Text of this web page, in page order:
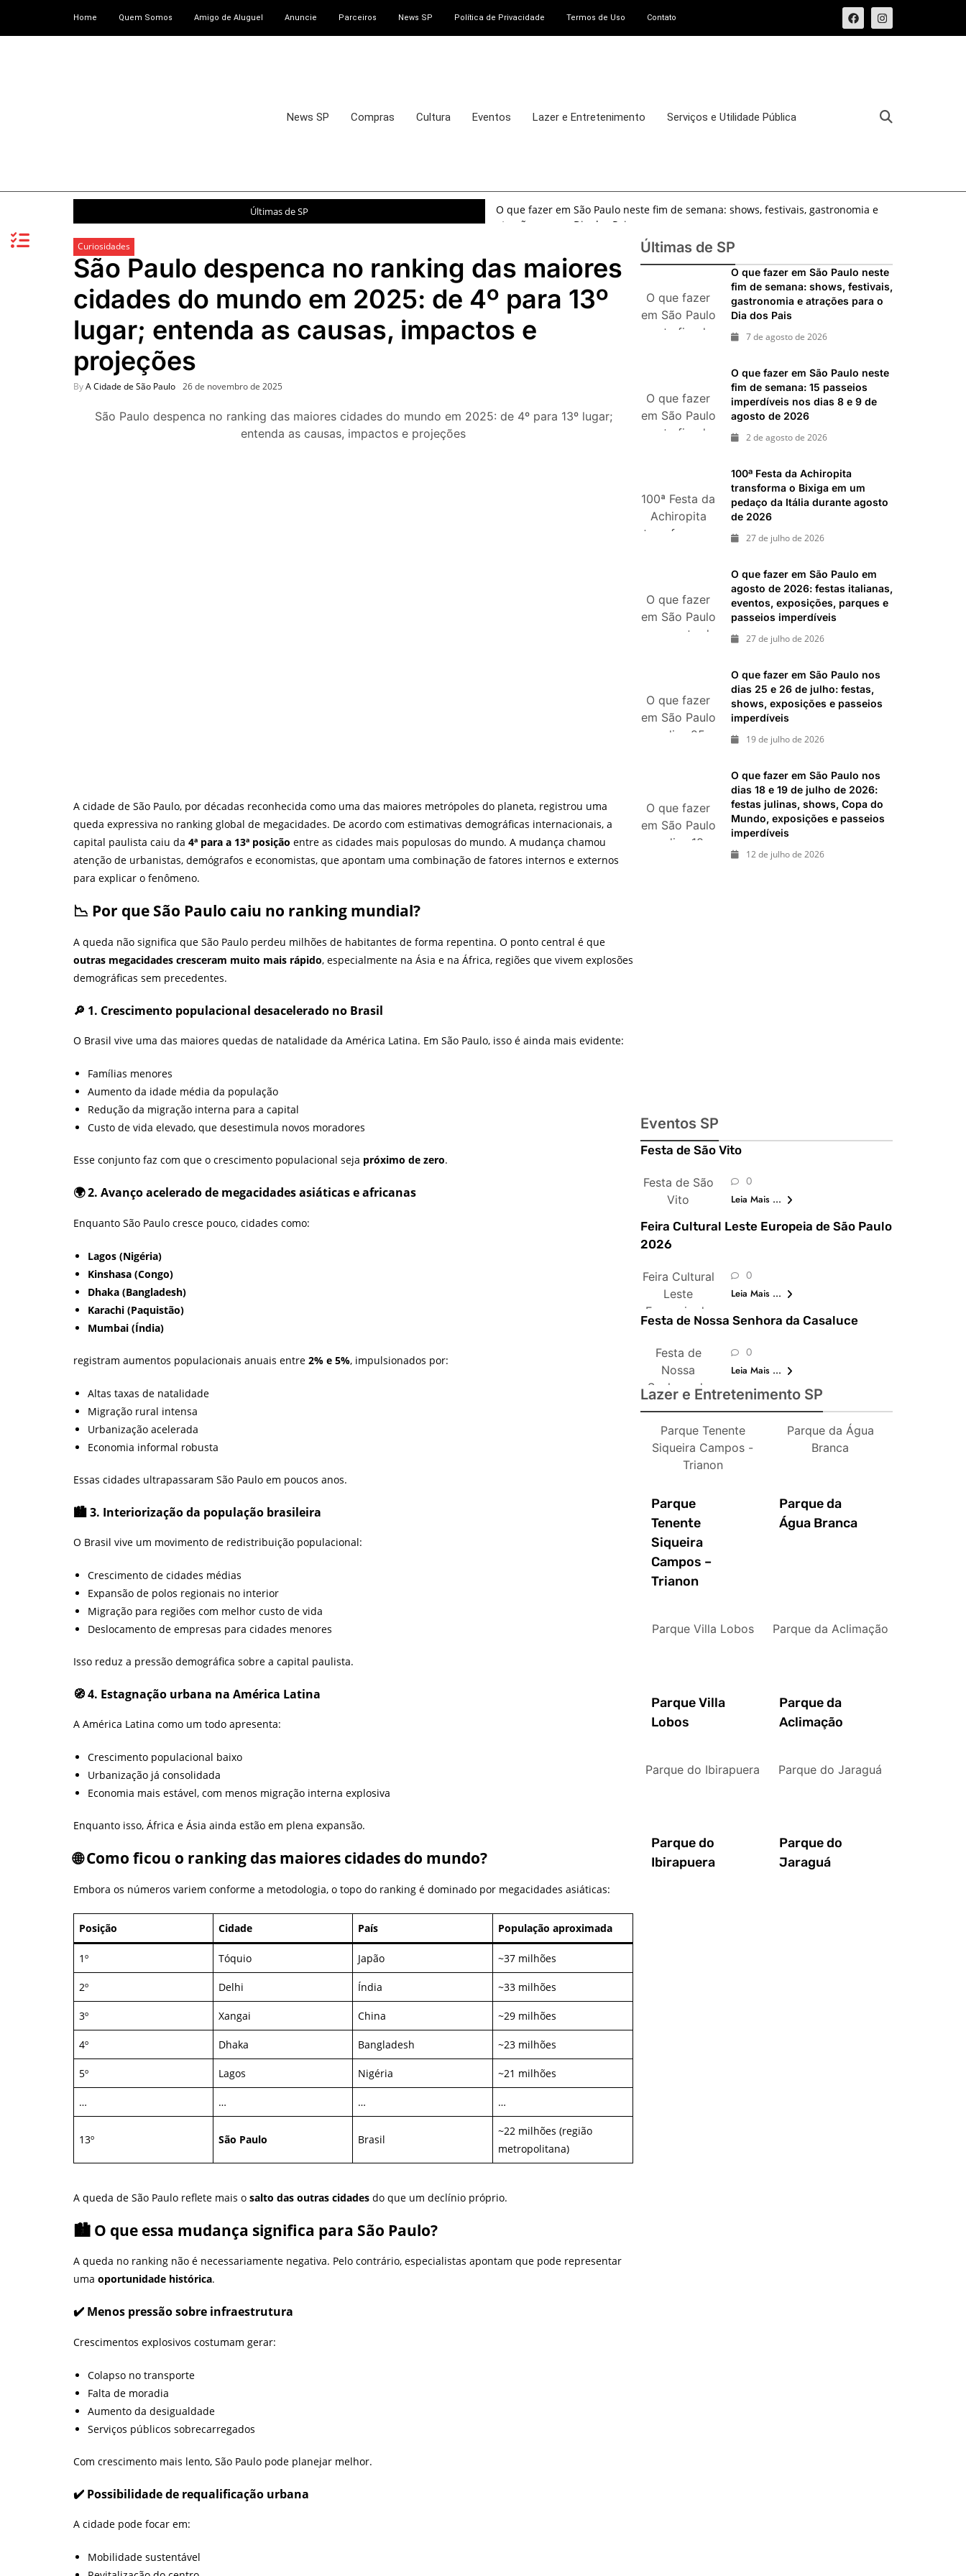
Home Quem Somos Amigo de Aluguel Anuncie Parceiros News SP Política de Privacidade Termos de Uso Contato
News SP Compras Cultura Eventos Lazer e Entretenimento Serviços e Utilidade Pública
Últimas de SP
O que fazer em São Paulo neste fim de semana: shows, festivais, gastronomia e
atrações para o Dia dos Pais
O que fazer em São Paulo neste fim de semana: 15 passeios imperdíveis nos dias
8 e 9 de agosto de 2026
100ª Festa da Achiropita transforma o Bixiga em um pedaço da Itália durante
agosto de 2026
O que fazer em São Paulo em agosto de 2026: festas italianas, eventos,
exposições, parques e passeios imperdíveis
O que fazer em São Paulo nos dias 25 e 26 de julho: festas, shows, exposições e
O que fazer em São Paulo nos dias 18 e 19 de julho de 2026: festas julinas, shows,
Copa do Mundo, exposições e passeios imperdíveis
Curiosidades
São Paulo despenca no ranking das maiores
cidades do mundo em 2025: de 4º para 13º
lugar; entenda as causas, impactos e
projeções
ByA Cidade de São Paulo 26 de novembro de 2025
São Paulo despenca no ranking das maiores cidades do mundo em 2025: de 4º para 13º lugar;
entenda as causas, impactos e projeções
A cidade de São Paulo, por décadas reconhecida como uma das maiores metrópoles do planeta, registrou uma
queda expressiva no ranking global de megacidades. De acordo com estimativas demográficas internacionais, a
capital paulista caiu da 4ª para a 13ª posição entre as cidades mais populosas do mundo. A mudança chamou
atenção de urbanistas, demógrafos e economistas, que apontam uma combinação de fatores internos e externos
para explicar o fenômeno.
📉 Por que São Paulo caiu no ranking mundial?
A queda não significa que São Paulo perdeu milhões de habitantes de forma repentina. O ponto central é que
outras megacidades cresceram muito mais rápido, especialmente na Ásia e na África, regiões que vivem explosões
demográficas sem precedentes.
🔎 1. Crescimento populacional desacelerado no Brasil
O Brasil vive uma das maiores quedas de natalidade da América Latina. Em São Paulo, isso é ainda mais evidente:
Famílias menores
Aumento da idade média da população
Redução da migração interna para a capital
Custo de vida elevado, que desestimula novos moradores
Esse conjunto faz com que o crescimento populacional seja próximo de zero.
🌍 2. Avanço acelerado de megacidades asiáticas e africanas
Enquanto São Paulo cresce pouco, cidades como:
Lagos (Nigéria)
Kinshasa (Congo)
Dhaka (Bangladesh)
Karachi (Paquistão)
Mumbai (Índia)
registram aumentos populacionais anuais entre 2% e 5%, impulsionados por:
Altas taxas de natalidade
Migração rural intensa
Urbanização acelerada
Economia informal robusta
Essas cidades ultrapassaram São Paulo em poucos anos.
🏙️ 3. Interiorização da população brasileira
O Brasil vive um movimento de redistribuição populacional:
Crescimento de cidades médias
Expansão de polos regionais no interior
Migração para regiões com melhor custo de vida
Deslocamento de empresas para cidades menores
Isso reduz a pressão demográfica sobre a capital paulista.
🧭 4. Estagnação urbana na América Latina
A América Latina como um todo apresenta:
Crescimento populacional baixo
Urbanização já consolidada
Economia mais estável, com menos migração interna explosiva
Enquanto isso, África e Ásia ainda estão em plena expansão.
🌐 Como ficou o ranking das maiores cidades do mundo?
Embora os números variem conforme a metodologia, o topo do ranking é dominado por megacidades asiáticas:
Posição Cidade País População aproximada
1º Tóquio Japão ~37 milhões
2º Delhi Índia ~33 milhões
3º Xangai China ~29 milhões
4º Dhaka Bangladesh ~23 milhões
5º Lagos Nigéria ~21 milhões
… … … …
13º São Paulo Brasil
~22 milhões (região
metropolitana)
A queda de São Paulo reflete mais o salto das outras cidades do que um declínio próprio.
🏙️ O que essa mudança significa para São Paulo?
A queda no ranking não é necessariamente negativa. Pelo contrário, especialistas apontam que pode representar
uma oportunidade histórica.
✔️ Menos pressão sobre infraestrutura
Crescimentos explosivos costumam gerar:
Colapso no transporte
Falta de moradia
Aumento da desigualdade
Serviços públicos sobrecarregados
Com crescimento mais lento, São Paulo pode planejar melhor.
✔️ Possibilidade de requalificação urbana
A cidade pode focar em:
Mobilidade sustentável
Últimas de SP
O que fazer
em São Paulo
neste fim de
gastronomia
e atrações
para o Dia
O que fazer em São Paulo neste
fim de semana: shows, festivais,
gastronomia e atrações para o
Dia dos Pais
7 de agosto de 2026
O que fazer
em São Paulo
neste fim de
nos dias 8 e
9 de agosto
de 2026
O que fazer em São Paulo neste
fim de semana: 15 passeios
imperdíveis nos dias 8 e 9 de
agosto de 2026
2 de agosto de 2026
100ª Festa da
Achiropita
transforma o
agosto de
2026
100ª Festa da Achiropita
transforma o Bixiga em um
pedaço da Itália durante agosto
de 2026
27 de julho de 2026
O que fazer
em São Paulo
em agosto de
exposições,
parques e
passeios
O que fazer em São Paulo em
agosto de 2026: festas italianas,
eventos, exposições, parques e
passeios imperdíveis
27 de julho de 2026
O que fazer
em São Paulo
nos dias 25 e
exposições e
passeios
imperdíveis
O que fazer em São Paulo nos
dias 25 e 26 de julho: festas,
shows, exposições e passeios
imperdíveis
19 de julho de 2026
O que fazer
em São Paulo
nos dias 18 e
O que fazer em São Paulo nos
dias 18 e 19 de julho de 2026:
festas julinas, shows, Copa do
Mundo, exposições e passeios
imperdíveis
12 de julho de 2026
Eventos SP
Festa de São Vito
Festa de São
Vito
0
Leia Mais ...
Feira Cultural Leste Europeia de São Paulo
2026
Feira Cultural
Leste
Europeia de
São Paulo
0
Leia Mais ...
Festa de Nossa Senhora da Casaluce
Festa de
Nossa
Senhora da
Casaluce
0
Leia Mais ...
Lazer e Entretenimento SP
Parque Tenente
Siqueira Campos -
Trianon
Parque
Tenente
Siqueira
Campos –
Trianon
Parque da Água
Branca
Parque da
Água Branca
Parque Villa Lobos
Parque Villa
Lobos
Parque da Aclimação
Parque da
Aclimação
Parque do Ibirapuera
Parque do
Ibirapuera
Parque do Jaraguá
Parque do
Jaraguá